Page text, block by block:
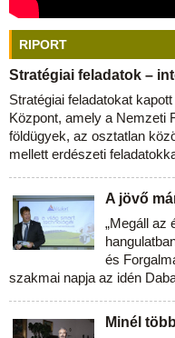
RIPORT
Stratégiai feladatok –
Stratégiai feladatokat
Központ, amely a Nemzeti
földügyek, az osztatlan
mellett erdészeti
A jövő
„Megáll az
és
szakmai napja az idén
Minél